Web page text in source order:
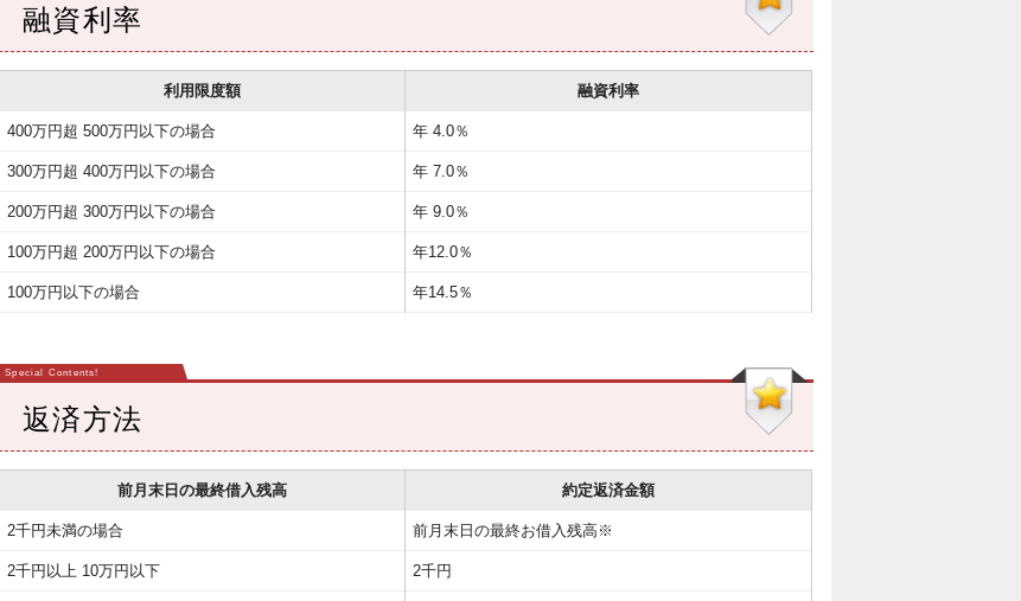
融資利率
利用限度額 融資利率
400万円超 500万円以下の場合 年 4.0％
300万円超 400万円以下の場合 年 7.0％
200万円超 300万円以下の場合 年 9.0％
100万円超 200万円以下の場合 年12.0％
100万円以下の場合 年14.5％
返済方法
前月末日の最終借入残高 約定返済金額
2千円未満の場合 前月末日の最終お借入残高※
2千円以上 10万円以下 2千円